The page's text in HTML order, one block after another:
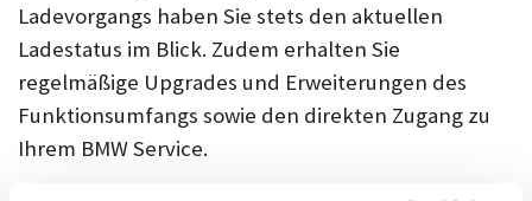
Ladevorgangs haben Sie stets den aktuellen
Ladestatus im Blick. Zudem erhalten Sie
regelmäßige Upgrades und Erweiterungen des
Funktionsumfangs sowie den direkten Zugang zu
Ihrem BMW Service.